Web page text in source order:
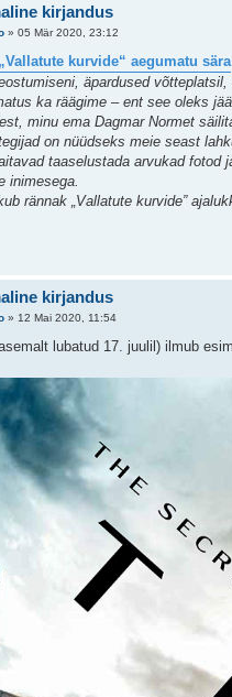
kirjandus
» 05 Mär 2020, 23:12
„Vallatute kurvide“ aegumatu sära
äpardused
ka räägime – ent see oleks
minu ema Dagmar Normet
on nüüdseks meie seast
taaselustada arvukad fotod
inimesega.
rännak „Vallatute kurvide”
kirjandus
» 12 Mai 2020, 11:54
lubatud 17. juulil) ilmub